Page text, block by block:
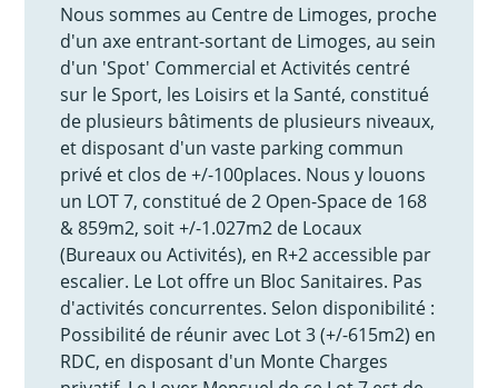
Nous sommes au Centre de Limoges, proche
d'un axe entrant-sortant de Limoges, au sein
d'un 'Spot' Commercial et Activités centré
sur le Sport, les Loisirs et la Santé, constitué
de plusieurs bâtiments de plusieurs niveaux,
et disposant d'un vaste parking commun
privé et clos de +/-100places. Nous y louons
un LOT 7, constitué de 2 Open-Space de 168
& 859m2, soit +/-1.027m2 de Locaux
(Bureaux ou Activités), en R+2 accessible par
escalier. Le Lot offre un Bloc Sanitaires. Pas
d'activités concurrentes. Selon disponibilité :
Possibilité de réunir avec Lot 3 (+/-615m2) en
RDC, en disposant d'un Monte Charges